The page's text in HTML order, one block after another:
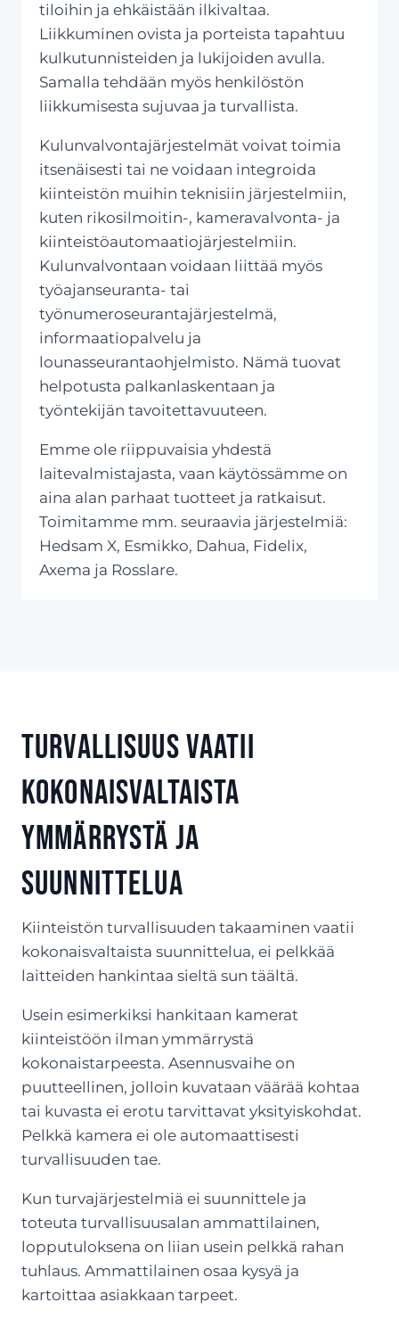
tiloihin ja ehkäistään ilkivaltaa.
Liikkuminen ovista ja porteista tapahtuu
kulkutunnisteiden ja lukijoiden avulla.
Samalla tehdään myös henkilöstön
liikkumisesta sujuvaa ja turvallista.
Kulunvalvontajärjestelmät voivat toimia
itsenäisesti tai ne voidaan integroida
kiinteistön muihin teknisiin järjestelmiin,
kuten rikosilmoitin-, kameravalvonta- ja
kiinteistöautomaatiojärjestelmiin.
Kulunvalvontaan voidaan liittää myös
työajanseuranta- tai
työnumeroseurantajärjestelmä,
informaatiopalvelu ja
lounasseurantaohjelmisto. Nämä tuovat
helpotusta palkanlaskentaan ja
työntekijän tavoitettavuuteen.
Emme ole riippuvaisia yhdestä
laitevalmistajasta, vaan käytössämme on
aina alan parhaat tuotteet ja ratkaisut.
Toimitamme mm. seuraavia järjestelmiä:
Hedsam X, Esmikko, Dahua, Fidelix,
Axema ja Rosslare.
Turvallisuus vaatii
kokonaisvaltaista
ymmärrystä ja
suunnittelua
Kiinteistön turvallisuuden takaaminen vaatii
kokonaisvaltaista suunnittelua, ei pelkkää
laitteiden hankintaa sieltä sun täältä.
Usein esimerkiksi hankitaan kamerat
kiinteistöön ilman ymmärrystä
kokonaistarpeesta. Asennusvaihe on
puutteellinen, jolloin kuvataan väärää kohtaa
tai kuvasta ei erotu tarvittavat yksityiskohdat.
Pelkkä kamera ei ole automaattisesti
turvallisuuden tae.
Kun turvajärjestelmiä ei suunnittele ja
toteuta turvallisuusalan ammattilainen,
lopputuloksena on liian usein pelkkä rahan
tuhlaus. Ammattilainen osaa kysyä ja
kartoittaa asiakkaan tarpeet.